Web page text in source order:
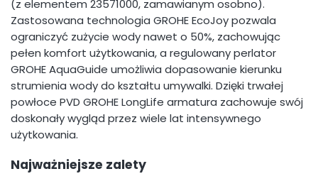
(z elementem 23571000, zamawianym osobno).
Zastosowana technologia GROHE EcoJoy pozwala
ograniczyć zużycie wody nawet o 50%, zachowując
pełen komfort użytkowania, a regulowany perlator
GROHE AquaGuide umożliwia dopasowanie kierunku
strumienia wody do kształtu umywalki. Dzięki trwałej
powłoce PVD GROHE LongLife armatura zachowuje swój
doskonały wygląd przez wiele lat intensywnego
użytkowania.
Najważniejsze zalety